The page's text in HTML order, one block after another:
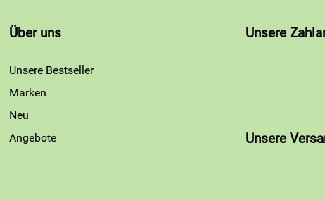
Über uns
Unsere Bestseller
Marken
Neu
Angebote
Unsere
Unsere